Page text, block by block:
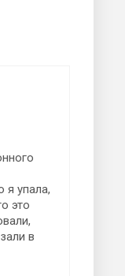
я упала,
это
в